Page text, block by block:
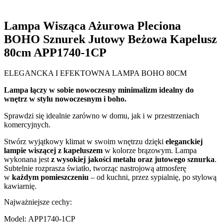
Lampa Wisząca Ażurowa Pleciona
BOHO Sznurek Jutowy Beżowa Kapelusz
80cm APP1740-1CP
ELEGANCKA I EFEKTOWNA LAMPA BOHO 80CM
Lampa łączy w sobie nowoczesny minimalizm idealny do
wnętrz w stylu nowoczesnym i boho.
Sprawdzi się idealnie zarówno w domu, jak i w przestrzeniach
komercyjnych.
Stwórz wyjątkowy klimat w swoim wnętrzu dzięki eleganckiej
lampie wiszącej z kapeluszem w kolorze brązowym. Lampa
wykonana jestz wysokiej jakości metalu oraz jutowego sznurka.
Subtelnie rozprasza światło, tworząc nastrojową atmosferę
w każdym pomieszczeniu – od kuchni, przez sypialnię, po stylową
kawiarnię.
Najważniejsze cechy:
Model: APP1740-1CP